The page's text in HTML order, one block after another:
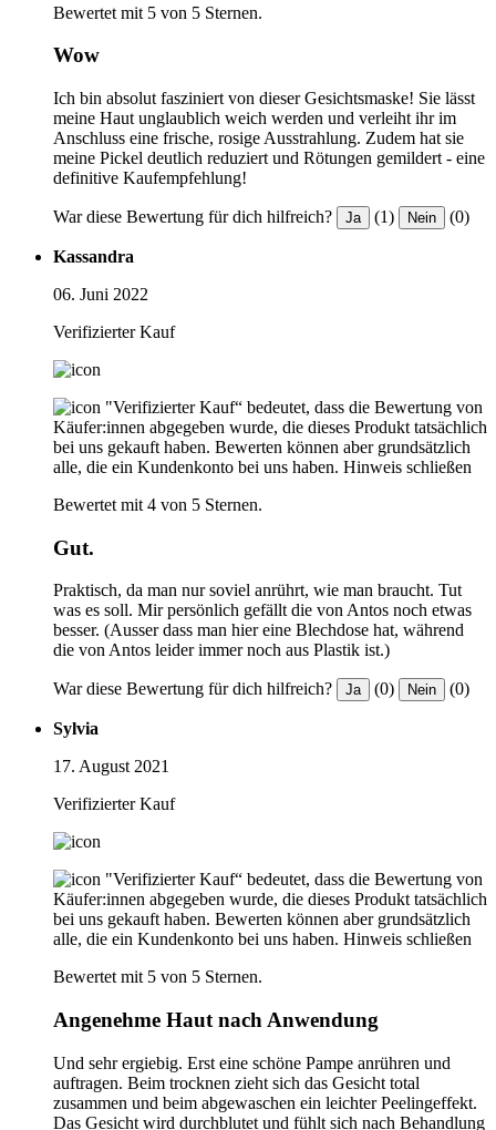
Bewertet mit 5 von 5 Sternen.
Wow
Ich bin absolut fasziniert von dieser Gesichtsmaske! Sie lässt
meine Haut unglaublich weich werden und verleiht ihr im
Anschluss eine frische, rosige Ausstrahlung. Zudem hat sie
meine Pickel deutlich reduziert und Rötungen gemildert - eine
definitive Kaufempfehlung!
War diese Bewertung für dich hilfreich? Ja (1) Nein (0)
Kassandra
06. Juni 2022
Verifizierter Kauf
"Verifizierter Kauf“ bedeutet, dass die Bewertung von
Käufer:innen abgegeben wurde, die dieses Produkt tatsächlich
bei uns gekauft haben. Bewerten können aber grundsätzlich
alle, die ein Kundenkonto bei uns haben. Hinweis schließen
Bewertet mit 4 von 5 Sternen.
Gut.
Praktisch, da man nur soviel anrührt, wie man braucht. Tut
was es soll. Mir persönlich gefällt die von Antos noch etwas
besser. (Ausser dass man hier eine Blechdose hat, während
die von Antos leider immer noch aus Plastik ist.)
War diese Bewertung für dich hilfreich? Ja (0) Nein (0)
Sylvia
17. August 2021
Verifizierter Kauf
"Verifizierter Kauf“ bedeutet, dass die Bewertung von
Käufer:innen abgegeben wurde, die dieses Produkt tatsächlich
bei uns gekauft haben. Bewerten können aber grundsätzlich
alle, die ein Kundenkonto bei uns haben. Hinweis schließen
Bewertet mit 5 von 5 Sternen.
Angenehme Haut nach Anwendung
Und sehr ergiebig. Erst eine schöne Pampe anrühren und
auftragen. Beim trocknen zieht sich das Gesicht total
zusammen und beim abgewaschen ein leichter Peelingeffekt.
Das Gesicht wird durchblutet und fühlt sich nach Behandlung